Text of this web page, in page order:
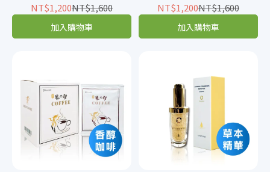
NT$1,200NT$1,600
加入購物車
NT$1,200NT$1,600
加入購物車